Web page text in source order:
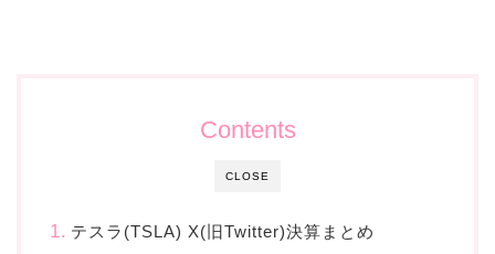
CLOSE
Contents
テスラ(TSLA) X(旧Twitter)決算まとめ